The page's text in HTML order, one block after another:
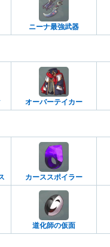
ニーナ最強武器
オーバーテイカー
カーススポイラー
道化師の仮面